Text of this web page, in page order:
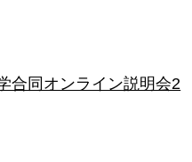
合同オンライン説明会2